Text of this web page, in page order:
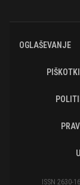
OGLAŠEVANJE
PIŠKOTKI
ISSN 2630-